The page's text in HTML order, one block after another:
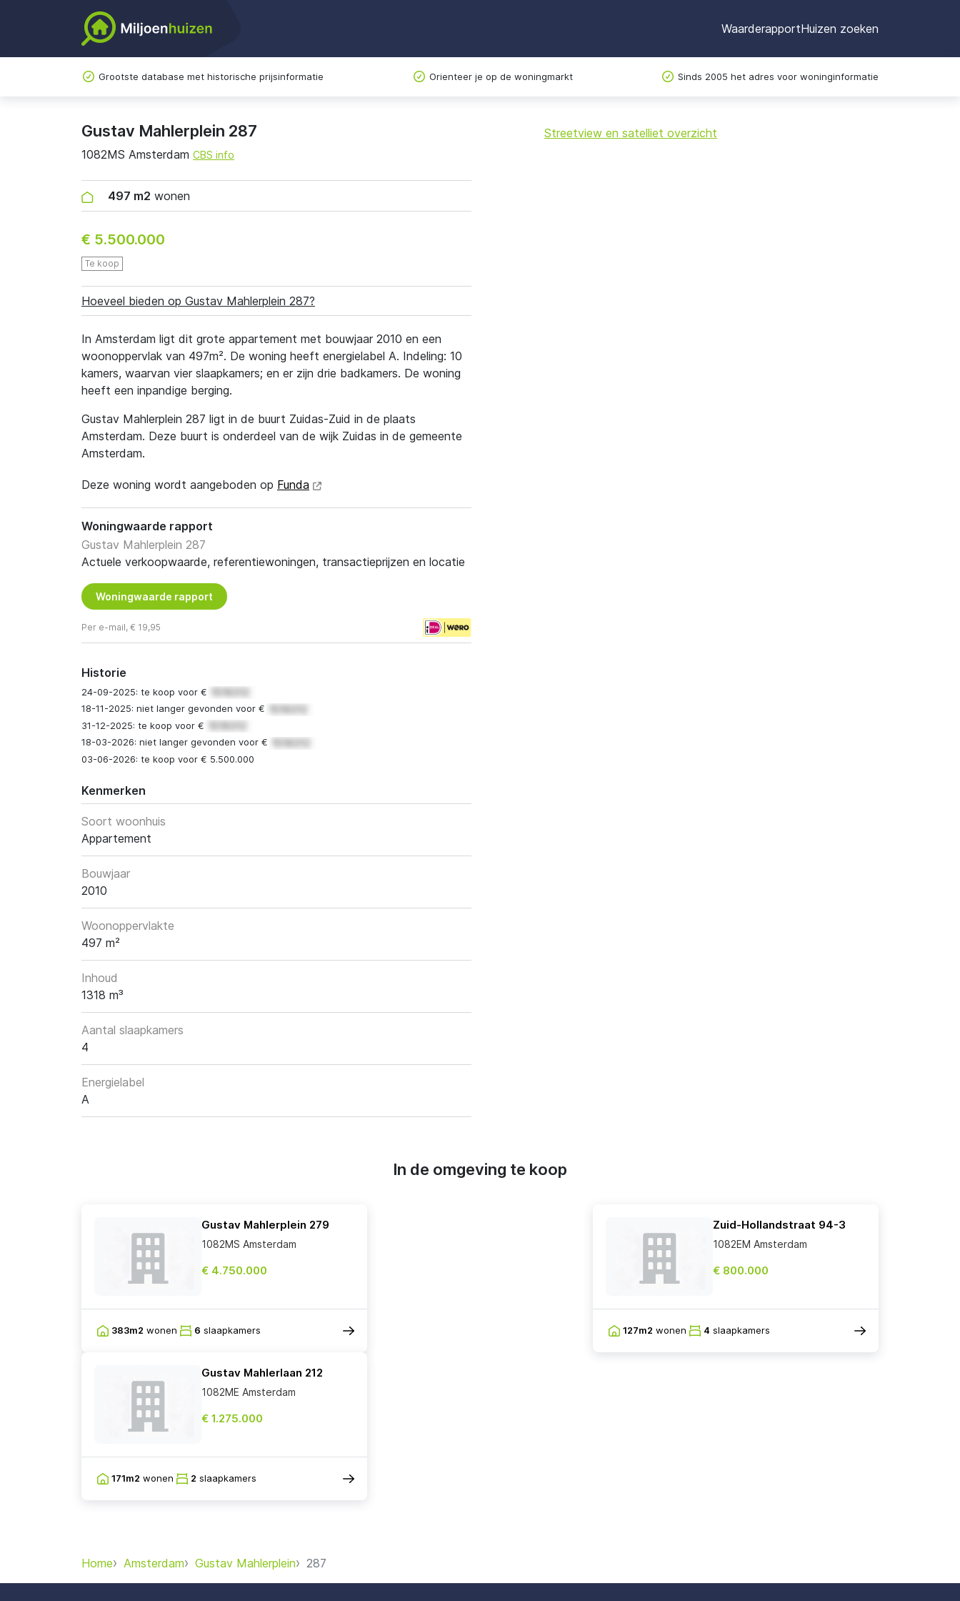
WaarderapportHuizen zoeken
Grootste database met historische prijsinformatie Orienteer je op de woningmarkt Sinds 2005 het adres voor woninginformatie
Gustav Mahlerplein 287
1082MS Amsterdam CBS info
497 m2 wonen
€ 5.500.000
Te koop
Hoeveel bieden op Gustav Mahlerplein 287?
In Amsterdam ligt dit grote appartement met bouwjaar 2010 en een
woonoppervlak van 497m². De woning heeft energielabel A. Indeling: 10
kamers, waarvan vier slaapkamers; en er zijn drie badkamers. De woning
heeft een inpandige berging.
Gustav Mahlerplein 287 ligt in de buurt Zuidas-Zuid in de plaats
Amsterdam. Deze buurt is onderdeel van de wijk Zuidas in de gemeente
Amsterdam.
Deze woning wordt aangeboden op Funda
Woningwaarde rapport
Gustav Mahlerplein 287
Actuele verkoopwaarde, referentiewoningen, transactieprijzen en locatie
Woningwaarde rapport
Per e-mail, € 19,95
Historie
24-09-2025: te koop voor €
18-11-2025: niet langer gevonden voor €
31-12-2025: te koop voor €
18-03-2026: niet langer gevonden voor €
03-06-2026: te koop voor € 5.500.000
Kenmerken
Soort woonhuis
Appartement
Bouwjaar
2010
Woonoppervlakte
497 m²
Inhoud
1318 m³
Aantal slaapkamers
4
Energielabel
A
+
Streetview en satelliet overzicht
In de omgeving te koop
Gustav Mahlerplein 279
1082MS Amsterdam
€ 4.750.000
383m2 wonen 6 slaapkamers
Zuid-Hollandstraat 94-3
1082EM Amsterdam
€ 800.000
127m2 wonen 4 slaapkamers
Gustav Mahlerlaan 212
1082ME Amsterdam
€ 1.275.000
171m2 wonen 2 slaapkamers
Home Amsterdam Gustav Mahlerplein 287